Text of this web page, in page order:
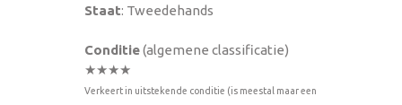
Staat: Tweedehands
Conditie(algemene classificatie)
★★★★
Verkeert in uitstekende conditie (is meestal maar een